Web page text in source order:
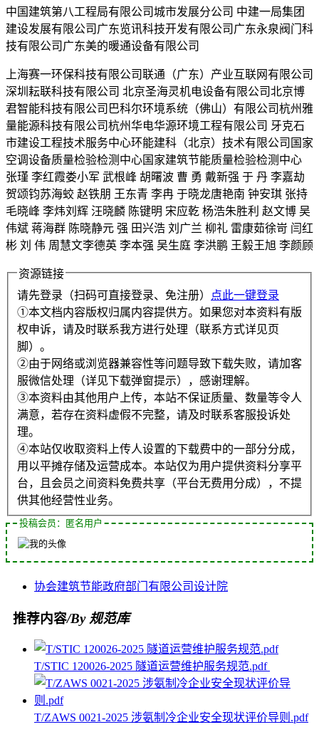
中国建筑第八工程局有限公司城市发展分公司 中建一局集团
建设发展有限公司广东览讯科技开发有限公司广东永泉阀门科
技有限公司广东美的暖通设备有限公司
上海赛一环保科技有限公司联通（广东）产业互联网有限公司
深圳耘联科技有限公司 北京圣海灵机电设备有限公司北京博
君智能科技有限公司巴科尔环境系统（佛山）有限公司杭州雅
量能源科技有限公司杭州华电华源环境工程有限公司 牙克石
市建设工程技术服务中心环能建科（北京）技术有限公司国家
空调设备质量检验检测中心国家建筑节能质量检验检测中心
张瑾 李红霞娄小军 武根峰 胡曙波 曹 勇 戴新强 于 丹 李嘉劫
贺颂钧苏海蛟 赵铁朋 王东青 李冉 于晓龙唐艳南 钟安琪 张持
毛晓峰 李炜刘辉 汪晓麟 陈键明 宋应乾 杨浩朱胜利 赵文博 吴
伟斌 蒋海群 陈晓静元 强 田兴浩 刘广兰 柳礼 雷康茹徐岢 闫红
彬 刘 伟 周慧文李德英 李本强 吴生庭 李洪鹏 王毅王旭 李颜顾
资源链接
请先登录（扫码可直接登录、免注册）
点此一键登录
①本文档内容版权归属内容提供方。如果您对本资料有版
权申诉，请及时联系我方进行处理（联系方式详见页
脚）。
②由于网络或浏览器兼容性等问题导致下载失败，请加客
服微信处理（详见下载弹窗提示），感谢理解。
③本资料由其他用户上传，本站不保证质量、数量等令人
满意，若存在资料虚假不完整，请及时联系客服投诉处
理。
④本站仅收取资料上传人设置的下载费中的一部分分成，
用以平摊存储及运营成本。本站仅为用户提供资料分享平
台，且会员之间资料免费共享（平台无费用分成），不提
供其他经营性业务。
投稿会员：匿名用户
协会建筑节能政府部门 有限公司设计院
推荐内容/By 规范库
T/STIC 120026-2025 隧道运营维护服务规范.pdf
T/ZAWS 0021-2025 涉氨制冷企业安全现状评价导则.pdf